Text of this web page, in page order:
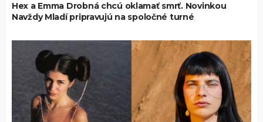
Hex a Emma Drobná chcú oklamať smrť. Novinkou
Navždy Mladí pripravujú na spoločné turné